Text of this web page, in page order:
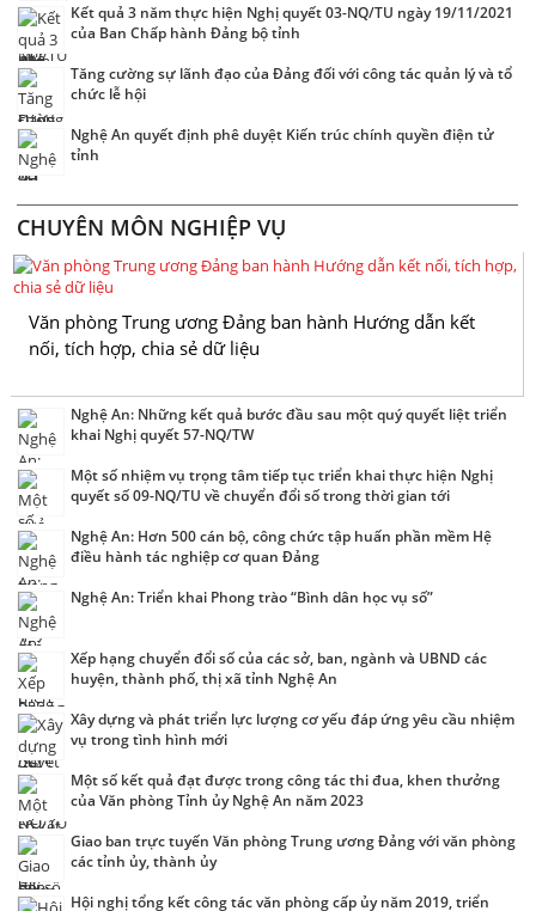
Kết quả 3 năm thực hiện Nghị quyết 03-NQ/TU ngày 19/11/2021
của Ban Chấp hành Đảng bộ tỉnh
Tăng cường sự lãnh đạo của Đảng đối với công tác quản lý và tổ
chức lễ hội
Nghệ An quyết định phê duyệt Kiến trúc chính quyền điện tử
tỉnh
CHUYÊN MÔN NGHIỆP VỤ
Văn phòng Trung ương Đảng ban hành Hướng dẫn kết
nối, tích hợp, chia sẻ dữ liệu
Nghệ An: Những kết quả bước đầu sau một quý quyết liệt triển
khai Nghị quyết 57-NQ/TW
Một số nhiệm vụ trọng tâm tiếp tục triển khai thực hiện Nghị
quyết số 09-NQ/TU về chuyển đổi số trong thời gian tới
Nghệ An: Hơn 500 cán bộ, công chức tập huấn phần mềm Hệ
điều hành tác nghiệp cơ quan Đảng
Nghệ An: Triển khai Phong trào “Bình dân học vụ số”
Xếp hạng chuyển đổi số của các sở, ban, ngành và UBND các
huyện, thành phố, thị xã tỉnh Nghệ An
Xây dựng và phát triển lực lượng cơ yếu đáp ứng yêu cầu nhiệm
vụ trong tình hình mới
Một số kết quả đạt được trong công tác thi đua, khen thưởng
của Văn phòng Tỉnh ủy Nghệ An năm 2023
Giao ban trực tuyến Văn phòng Trung ương Đảng với văn phòng
các tỉnh ủy, thành ủy
Hội nghị tổng kết công tác văn phòng cấp ủy năm 2019, triển